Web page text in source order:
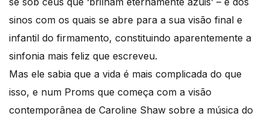
sinos com os quais se abre para a sua visão final e
infantil do firmamento, constituindo aparentemente a
sinfonia mais feliz que escreveu.
Mas ele sabia que a vida é mais complicada do que
isso, e num Proms que começa com a visão
contemporânea de Caroline Shaw sobre a música do